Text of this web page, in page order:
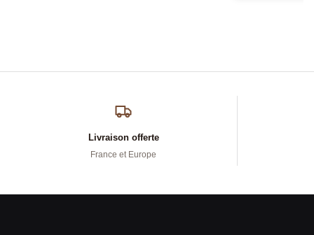
Livraison offerte
France et Europe